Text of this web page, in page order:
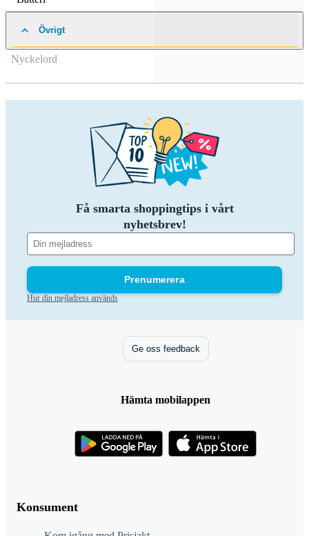
Övrigt
Nyckelord
Få smarta shoppingtips i vårt
nyhetsbrev!
Prenumerera
Hur din mejladress används
Konsument
Ge oss feedback
Hämta mobilappen